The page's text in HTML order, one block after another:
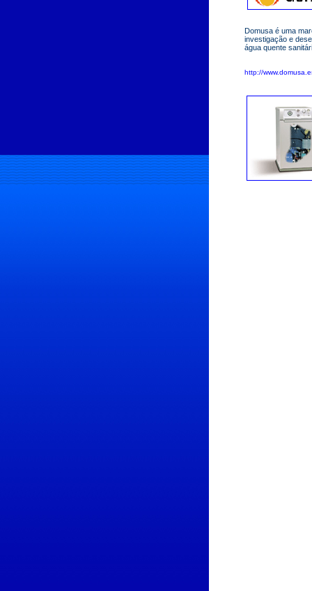
Domusa é uma
investigação e
água quente
http://